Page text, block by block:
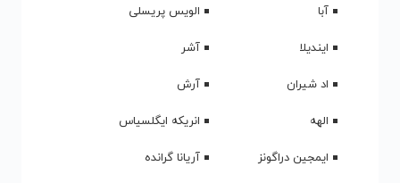
آبا
الویس پریسلی
ایندیلا
آشر
اد شیران
آرش
الهه
انریکه ایگلسیاس
ایمجین دراگونز
آریانا گرانده